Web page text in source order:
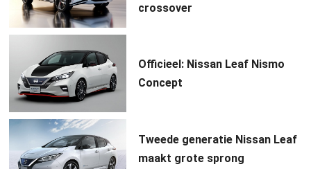
crossover
Officieel: Nissan Leaf Nismo
Concept
Tweede generatie Nissan Leaf
maakt grote sprong